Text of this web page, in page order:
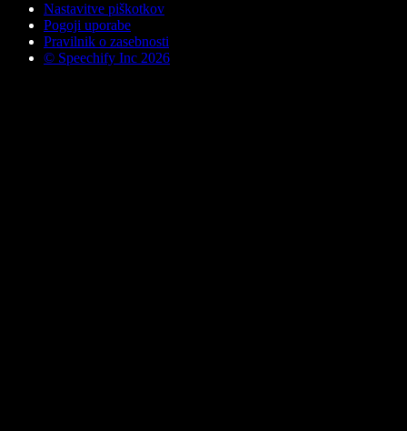
Nastavitve piškotkov
Pogoji uporabe
Pravilnik o zasebnosti
© Speechify Inc 2026